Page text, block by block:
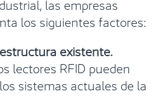
los siguientes factores:
existente.
lectores RFID pueden
sistemas actuales de la